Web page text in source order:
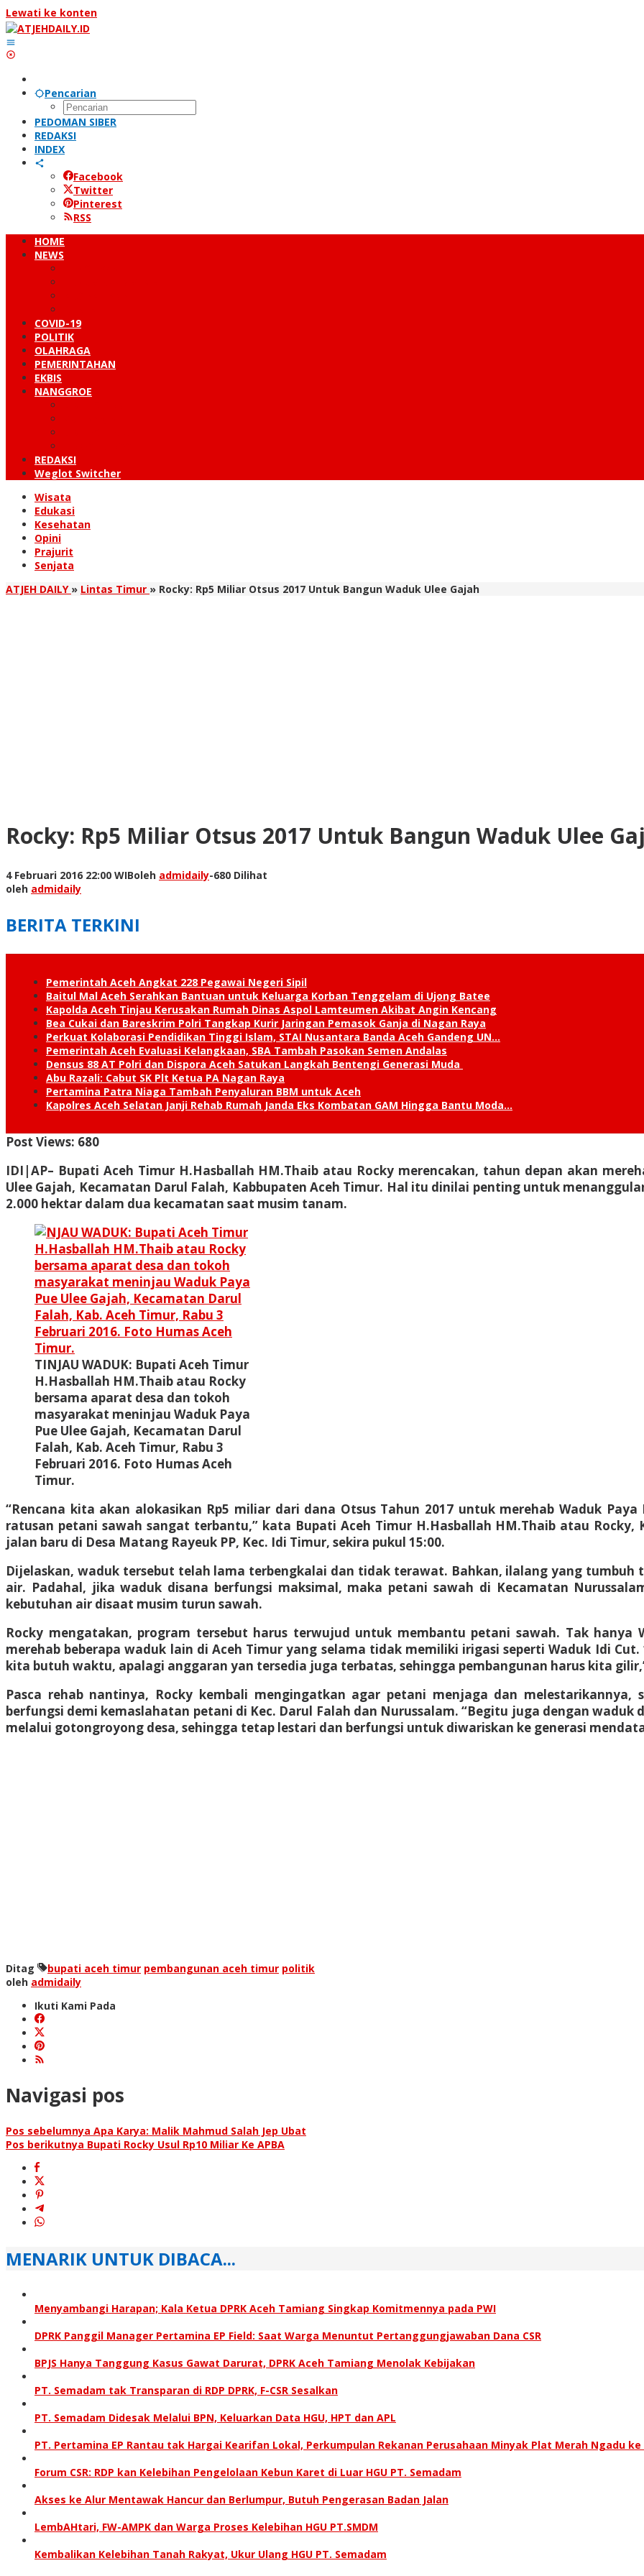
Lewati ke konten
Pencarian
PEDOMAN SIBER
REDAKSI
INDEX
Facebook
Twitter
Pinterest
RSS
HOME
NEWS
COVID-19
POLITIK
OLAHRAGA
PEMERINTAHAN
EKBIS
NANGGROE
REDAKSI
Weglot Switcher
Wisata
Edukasi
Kesehatan
Opini
Prajurit
Senjata
ATJEH DAILY » Lintas Timur » Rocky: Rp5 Miliar Otsus 2017 Untuk Bangun Waduk Ulee Gajah
Rocky: Rp5 Miliar Otsus 2017 Untuk Bangun Waduk Ulee
4 Februari 2016 22:00 WIBoleh admidaily-680 Dilihat
oleh admidaily
BERITA TERKINI
Pemerintah Aceh Angkat 228 Pegawai Negeri Sipil
Baitul Mal Aceh Serahkan Bantuan untuk Keluarga Korban Tenggelam di Ujong Batee
Kapolda Aceh Tinjau Kerusakan Rumah Dinas Aspol Lamteumen Akibat Angin Kencang
Bea Cukai dan Bareskrim Polri Tangkap Kurir Jaringan Pemasok Ganja di Nagan Raya
Perkuat Kolaborasi Pendidikan Tinggi Islam, STAI Nusantara Banda Aceh Gandeng UN…
Pemerintah Aceh Evaluasi Kelangkaan, SBA Tambah Pasokan Semen Andalas
Densus 88 AT Polri dan Dispora Aceh Satukan Langkah Bentengi Generasi Muda
Abu Razali: Cabut SK Plt Ketua PA Nagan Raya
Pertamina Patra Niaga Tambah Penyaluran BBM untuk Aceh
Kapolres Aceh Selatan Janji Rehab Rumah Janda Eks Kombatan GAM Hingga Bantu Moda…
Post Views: 680
IDI|AP– Bupati Aceh Timur H.Hasballah HM.Thaib atau Rocky merencakan, tahun depan akan
Ulee Gajah, Kecamatan Darul Falah, Kabbupaten Aceh Timur. Hal itu dinilai penting untuk
2.000 hektar dalam dua kecamatan saat musim tanam.
TINJAU WADUK: Bupati Aceh Timur
H.Hasballah HM.Thaib atau Rocky
bersama aparat desa dan tokoh
masyarakat meninjau Waduk Paya
Pue Ulee Gajah, Kecamatan Darul
Falah, Kab. Aceh Timur, Rabu 3
Februari 2016. Foto Humas Aceh
Timur.
“Rencana kita akan alokasikan Rp5 miliar dari dana Otsus Tahun 2017 untuk merehab Waduk
ratusan petani sawah sangat terbantu,” kata Bupati Aceh Timur H.Hasballah HM.Thaib atau Rocky,
jalan baru di Desa Matang Rayeuk PP, Kec. Idi Timur, sekira pukul 15:00.
Dijelaskan, waduk tersebut telah lama terbengkalai dan tidak terawat. Bahkan, ilalang yang
air. Padahal, jika waduk disana berfungsi maksimal, maka petani sawah di Kecamatan
kebutuhan air disaat musim turun sawah.
Rocky mengatakan, program tersebut harus terwujud untuk membantu petani sawah. Tak hanya
merehab beberapa waduk lain di Aceh Timur yang selama tidak memiliki irigasi seperti Waduk Idi
kita butuh waktu, apalagi anggaran yan tersedia juga terbatas, sehingga pembangunan harus kita
Pasca rehab nantinya, Rocky kembali mengingatkan agar petani menjaga dan
berfungsi demi kemaslahatan petani di Kec. Darul Falah dan Nurussalam. “Begitu juga dengan
melalui gotongroyong desa, sehingga tetap lestari dan berfungsi untuk diwariskan ke generasi
Ditag bupati aceh timur pembangunan aceh timur politik
oleh admidaily
Ikuti Kami Pada
Navigasi pos
Pos sebelumnya Apa Karya: Malik Mahmud Salah Jep Ubat
Pos berikutnya Bupati Rocky Usul Rp10 Miliar Ke APBA
MENARIK UNTUK DIBACA...
Menyambangi Harapan; Kala Ketua DPRK Aceh Tamiang Singkap Komitmennya pada PWI
DPRK Panggil Manager Pertamina EP Field: Saat Warga Menuntut Pertanggung­jawaban Dana CSR
BPJS Hanya Tanggung Kasus Gawat Darurat, DPRK Aceh Tamiang Menolak Kebijakan
PT. Semadam tak Transparan di RDP DPRK, F-CSR Sesalkan
PT. Semadam Didesak Melalui BPN, Keluarkan Data HGU, HPT dan APL
PT. Pertamina EP Rantau tak Hargai Kearifan Lokal, Perkumpulan Rekanan Perusahaan Minyak Plat Merah Ngadu ke
Forum CSR: RDP kan Kelebihan Pengelolaan Kebun Karet di Luar HGU PT. Semadam
Akses ke Alur Mentawak Hancur dan Berlumpur, Butuh Pengerasan Badan Jalan
LembAHtari, FW-AMPK dan Warga Proses Kelebihan HGU PT.SMDM
Kembalikan Kelebihan Tanah Rakyat, Ukur Ulang HGU PT. Semadam